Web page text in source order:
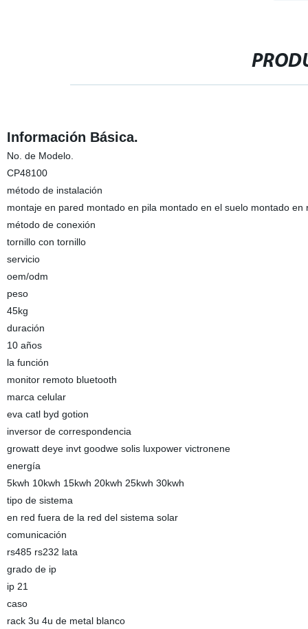
Información Básica.
No. de Modelo.
CP48100
método de instalación
montaje en pared montado en pila montado en el suelo montado en
método de conexión
tornillo con tornillo
servicio
oem/odm
peso
45kg
duración
10 años
la función
monitor remoto bluetooth
marca celular
eva catl byd gotion
inversor de correspondencia
growatt deye invt goodwe solis luxpower victronene
energía
5kwh 10kwh 15kwh 20kwh 25kwh 30kwh
tipo de sistema
en red fuera de la red del sistema solar
comunicación
rs485 rs232 lata
grado de ip
ip 21
caso
rack 3u 4u de metal blanco